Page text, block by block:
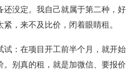
还没定。我自己就属于第二种，好
，来不及比价，闭着眼睛租。
试：在项目开工前半个月，就开始
。别真的租，就是加微信、要报价